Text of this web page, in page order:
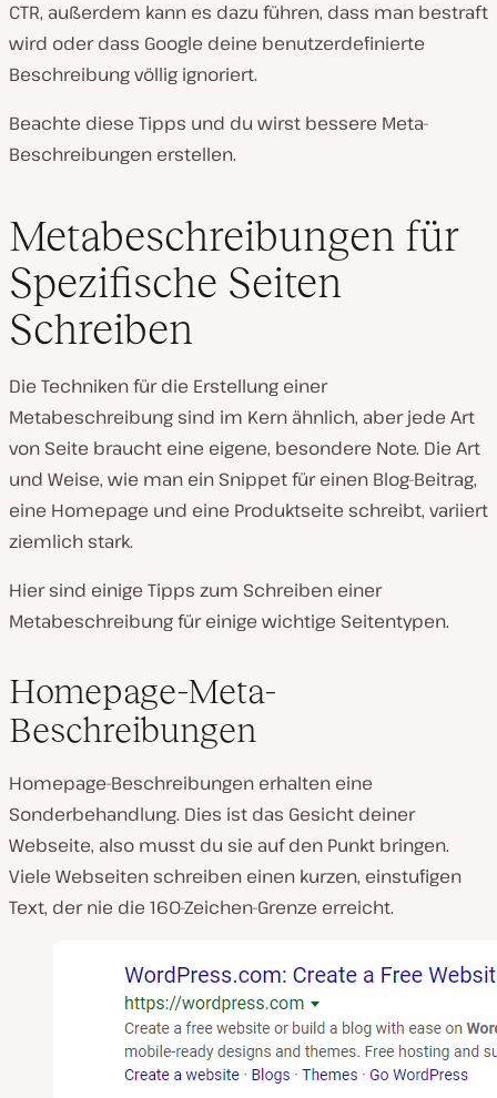
CTR, außerdem kann es dazu führen, dass man bestraft
wird oder dass Google deine benutzerdefinierte
Beschreibung völlig ignoriert.
Beachte diese Tipps und du wirst bessere Meta-
Beschreibungen erstellen.
Metabeschreibungen für
Spezifische Seiten
Schreiben
Die Techniken für die Erstellung einer
Metabeschreibung sind im Kern ähnlich, aber jede Art
von Seite braucht eine eigene, besondere Note. Die Art
und Weise, wie man ein Snippet für einen Blog-Beitrag,
eine Homepage und eine Produktseite schreibt, variiert
ziemlich stark.
Hier sind einige Tipps zum Schreiben einer
Metabeschreibung für einige wichtige Seitentypen.
Homepage-Meta-
Beschreibungen
Homepage-Beschreibungen erhalten eine
Sonderbehandlung. Dies ist das Gesicht deiner
Webseite, also musst du sie auf den Punkt bringen.
Viele Webseiten schreiben einen kurzen, einstufigen
Text, der nie die 160-Zeichen-Grenze erreicht.